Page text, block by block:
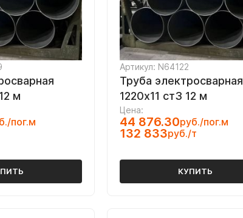
м
пог.м
Артикул: N64122
Труба электросварная
1220х11 ст3 12 м
Цена:
44 876.30руб./пог.м
132 833руб./т
КУПИТЬ